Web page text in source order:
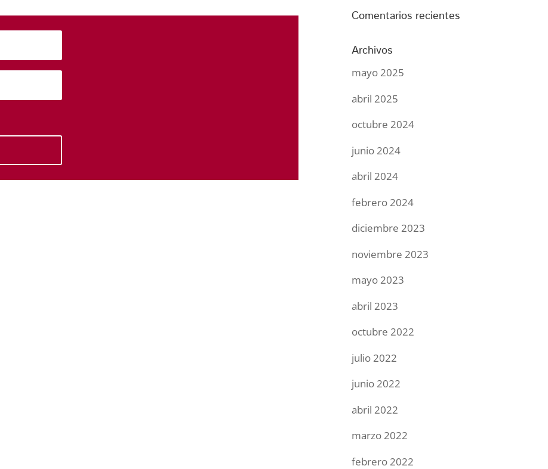
Comentarios recientes
Archivos
mayo 2025
abril 2025
octubre 2024
junio 2024
abril 2024
febrero 2024
diciembre 2023
noviembre 2023
mayo 2023
abril 2023
octubre 2022
julio 2022
junio 2022
abril 2022
marzo 2022
febrero 2022